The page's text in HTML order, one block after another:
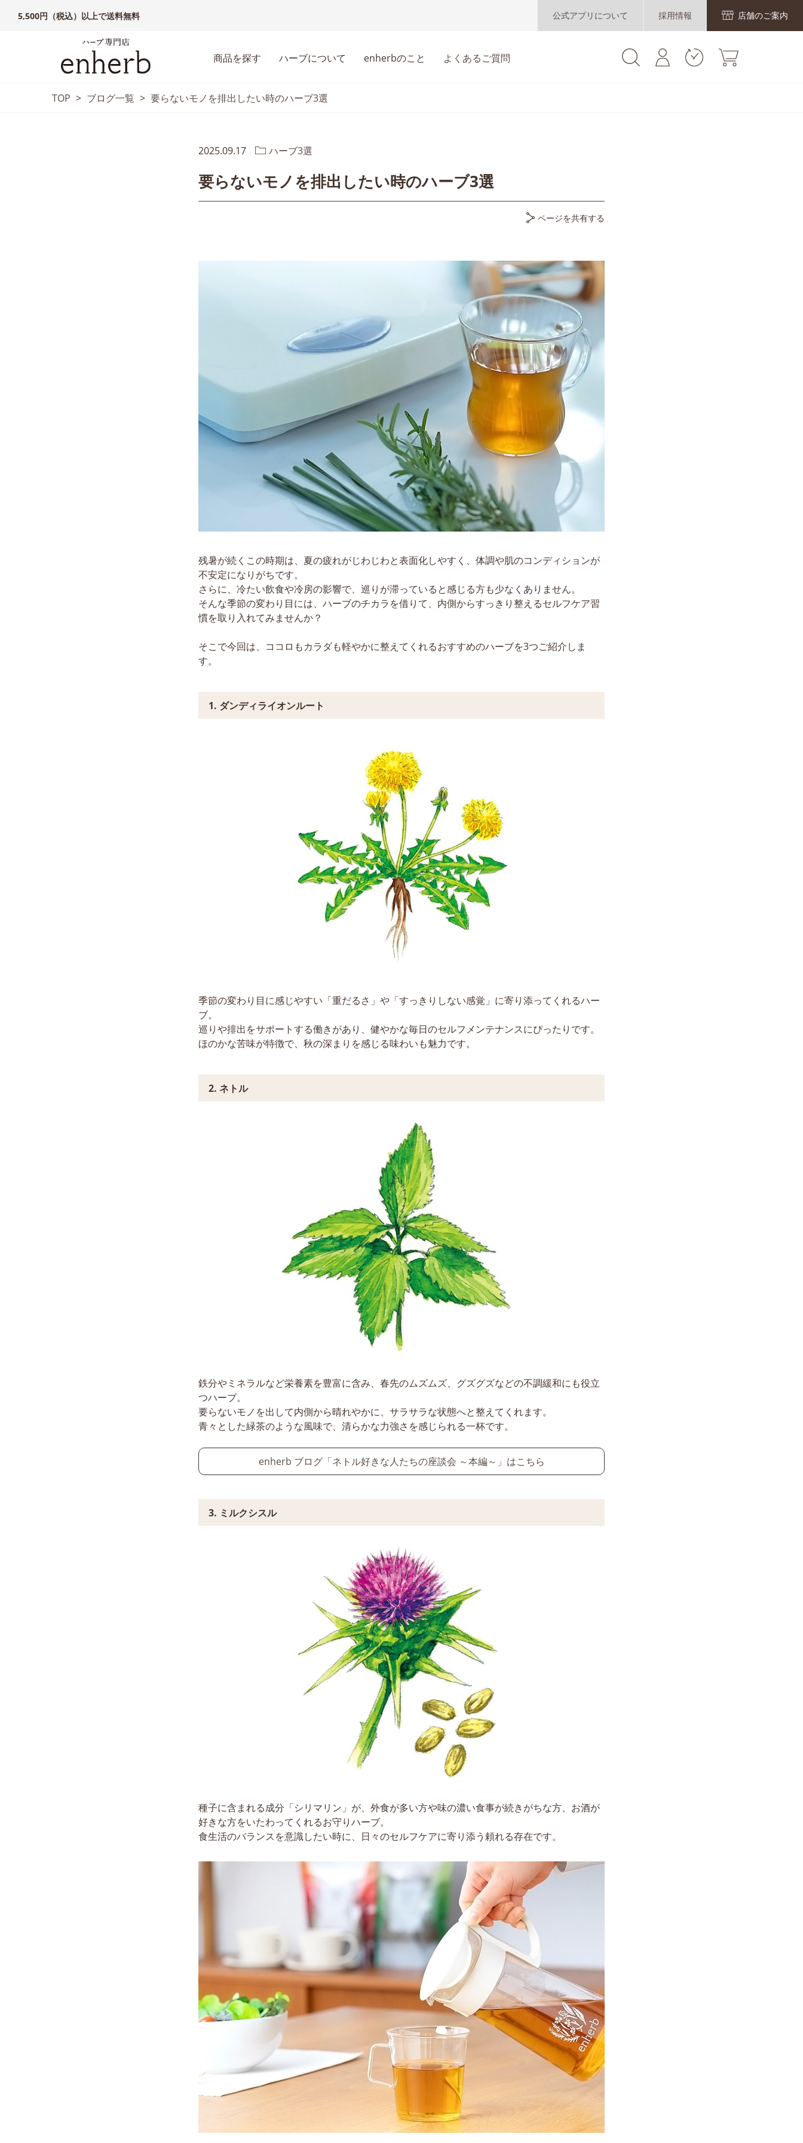
5,500円（税込）以上で送料無料 公式アプリについて 採用情報 店舗のご案内
商品を探す ハーブについて enherbのこと よくあるご質問
TOP > ブログ一覧 > 要らないモノを排出したい時のハーブ3選
2025.09.17 ハーブ3選
要らないモノを排出したい時のハーブ3選
ページを共有する
残暑が続くこの時期は、夏の疲れがじわじわと表面化しやすく、体調や肌のコンディションが
不安定になりがちです。
さらに、冷たい飲食や冷房の影響で、巡りが滞っていると感じる方も少なくありません。
そんな季節の変わり目には、ハーブのチカラを借りて、内側からすっきり整えるセルフケア習
慣を取り入れてみませんか？
そこで今回は、ココロもカラダも軽やかに整えてくれるおすすめのハーブを3つご紹介しま
す。
1. ダンディライオンルート
季節の変わり目に感じやすい「重だるさ」や「すっきりしない感覚」に寄り添ってくれるハー
ブ。
巡りや排出をサポートする働きがあり、健やかな毎日のセルフメンテナンスにぴったりです。
ほのかな苦味が特徴で、秋の深まりを感じる味わいも魅力です。
2. ネトル
鉄分やミネラルなど栄養素を豊富に含み、春先のムズムズ、グズグズなどの不調緩和にも役立
つハーブ。
要らないモノを出して内側から晴れやかに、サラサラな状態へと整えてくれます。
青々とした緑茶のような風味で、清らかな力強さを感じられる一杯です。
enherb ブログ「ネトル好きな人たちの座談会 ～本編～」はこちら
3. ミルクシスル
種子に含まれる成分「シリマリン」が、外食が多い方や味の濃い食事が続きがちな方、お酒が
好きな方をいたわってくれるお守りハーブ。
食生活のバランスを意識したい時に、日々のセルフケアに寄り添う頼れる存在です。